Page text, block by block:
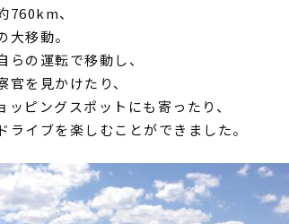
760km、
移動。
の運転で移動し、
を見かけたり、
ピングスポットにも寄ったり、
ライブを楽しむことができました。